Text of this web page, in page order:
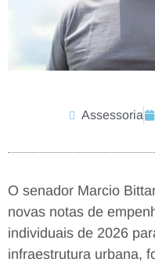
Assessoria
O senador Marcio
novas notas de
individuais de 2026
infraestrutura urbana,